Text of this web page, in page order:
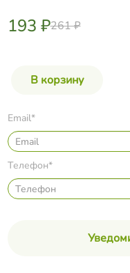
193 ₽261 ₽
Email*
Телефон*